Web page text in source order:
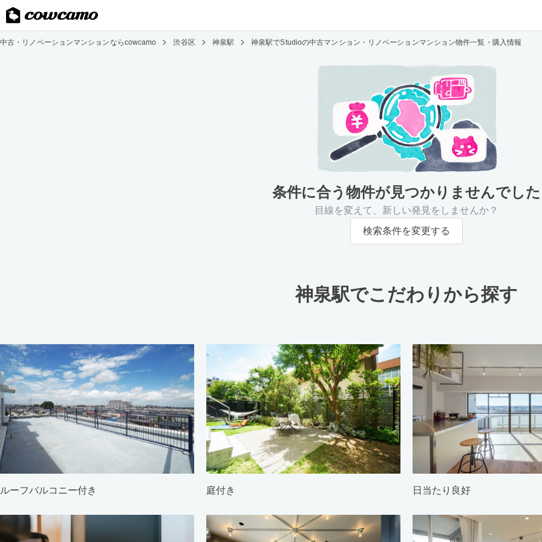
中古・リノベーションマンションならcowcamo 渋谷区 神泉駅 神泉駅でStudioの中古マンション・リノベーションマンション物件一覧・購入情報
条件に合う物件が見つかりませんでした
目線を変えて、新しい発見をしませんか？
検索条件を変更する
神泉駅でこだわりから探す
ルーフバルコニー付き 庭付き 日当たり良好